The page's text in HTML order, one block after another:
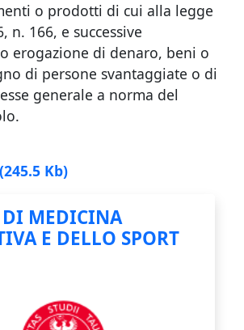
o prodotti di cui alla legge
n. 166, e successive
erogazione di denaro, beni o
di persone svantaggiate o di
generale a norma del
(245.5 Kb)
DI MEDICINA
E DELLO SPORT